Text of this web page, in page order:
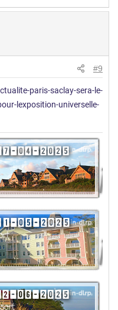
#9
paris-saclay-sera-le-
lexposition-universelle-